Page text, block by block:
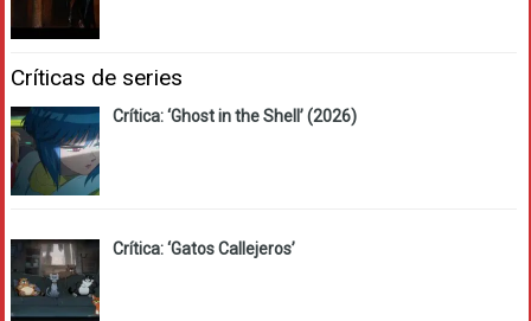
Críticas de series
Crítica: ‘Ghost in the Shell’ (2026)
Crítica: ‘Gatos Callejeros’